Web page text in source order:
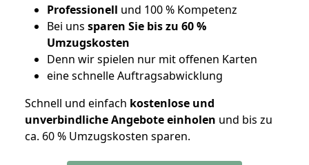
Professionell und 100 % Kompetenz
Bei uns sparen Sie bis zu 60 %
Umzugskosten
Denn wir spielen nur mit offenen Karten
eine schnelle Auftragsabwicklung
Schnell und einfach kostenlose und
unverbindliche Angebote einholen und bis zu
ca. 60 % Umzugskosten sparen.